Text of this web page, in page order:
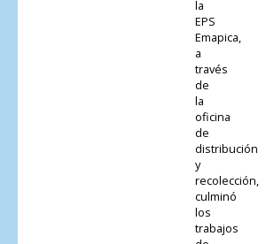
la
EPS
Emapica,
a
través
de
la
oficina
de
distribución
y
recolección,
culminó
los
trabajos